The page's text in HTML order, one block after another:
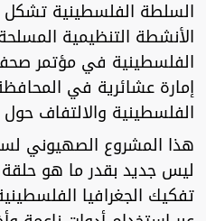
السلطة الفلسطينية
الأنشطة التنظيمية
الفلسطينية في مؤتمر
إمارة عشائرية في
الفلسطينية والالتفاف
هذا المشروع الصهيوني
ليس جديد بقدر ما هو
تفكيك الجغرافيا